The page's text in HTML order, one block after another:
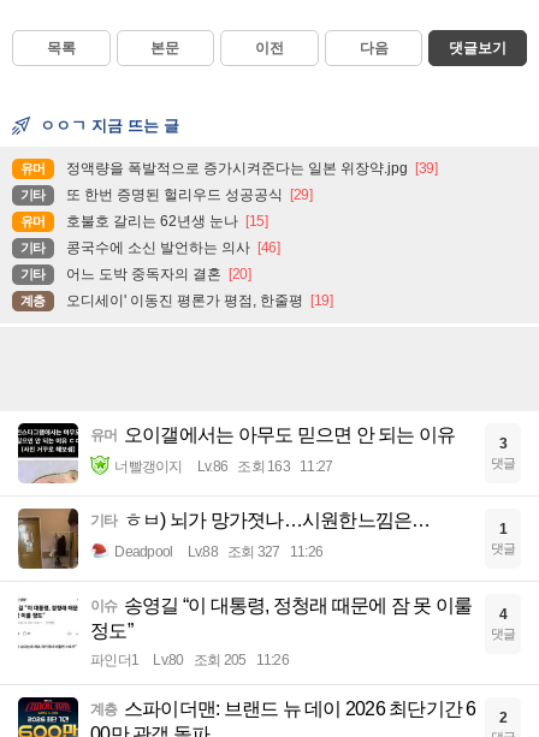
목록 본문 이전 다음 댓글보기
ㅇㅇㄱ 지금 뜨는 글
유머 정액량을 폭발적으로 증가시켜준다는 일본 위장약.jpg [39]
기타 또 한번 증명된 헐리우드 성공공식 [29]
유머 호불호 갈리는 62년생 눈나 [15]
기타 콩국수에 소신 발언하는 의사 [46]
기타 어느 도박 중독자의 결혼 [20]
계층 오디세이' 이동진 평론가 평점, 한줄평 [19]
유머 오이갤에서는 아무도 믿으면 안 되는 이유
너빨갱이지 Lv.86 조회 163 11:27
3
댓글
기타 ㅎㅂ) 뇌가 망가졋나…시원한느낌은…
Deadpool Lv.88 조회 327 11:26
1
댓글
이슈 송영길 “이 대통령, 정청래 때문에 잠 못 이룰
정도”
파인더1 Lv.80 조회 205 11:26
4
댓글
계층 스파이더맨: 브랜드 뉴 데이 2026 최단기간 6
2